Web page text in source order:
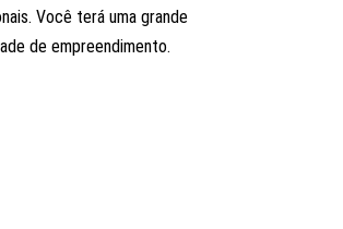
Você terá uma grande
de empreendimento.